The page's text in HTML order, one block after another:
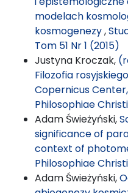
modelach
kosmogenezy,
Tom 51 Nr 1 (2015)
Justyna Kroczak,
Filozofia
Copernicus
Philosophiae
Adam Świeżyński,
significance of
context of
Philosophiae
Adam Świeżyński,